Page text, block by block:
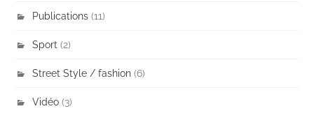
Publications (11)
Sport (2)
Street Style / fashion (6)
Vidéo (3)